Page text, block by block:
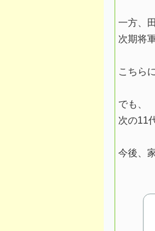
一方、
次期将
こちら
でも、
次の11
今後、